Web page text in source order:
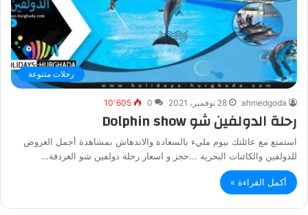
رحلات متنوعة
ahmedgoda 28 نوفمبر، 2021 0 10٬605
رحلة الدولفين شو Dolphin show
استمتع مع عائلتك بيوم مليء بالسعادة والاندهاش بمشاهدة أجمل العروض
للدولفين والكائنات البحرية ...حجز و اسعار رحلة دولفين شو الغردقة…
أكمل القراءة »